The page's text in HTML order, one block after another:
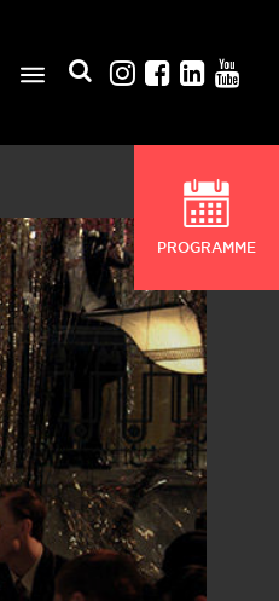
PROGRAMME